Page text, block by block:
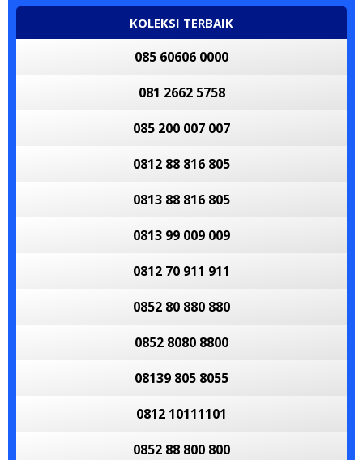
KOLEKSI TERBAIK
085 60606 0000
081 2662 5758
085 200 007 007
0812 88 816 805
0813 88 816 805
0813 99 009 009
0812 70 911 911
0852 80 880 880
0852 8080 8800
08139 805 8055
0812 10111101
0852 88 800 800